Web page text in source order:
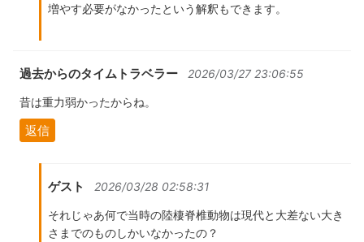
増やす必要がなかったという解釈もできます。
過去からのタイムトラベラー 2026/03/27 23:06:55
昔は重力弱かったからね。
返信
ゲスト 2026/03/28 02:58:31
それじゃあ何で当時の陸棲脊椎動物は現代と大差ない大き
さまでのものしかいなかったの？